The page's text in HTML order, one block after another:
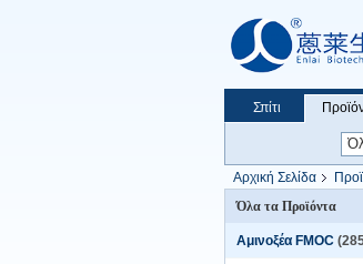
Σπίτι
Αρχική Σελίδα
Όλα τα Προϊόντα
Αμινοξέα FMOC